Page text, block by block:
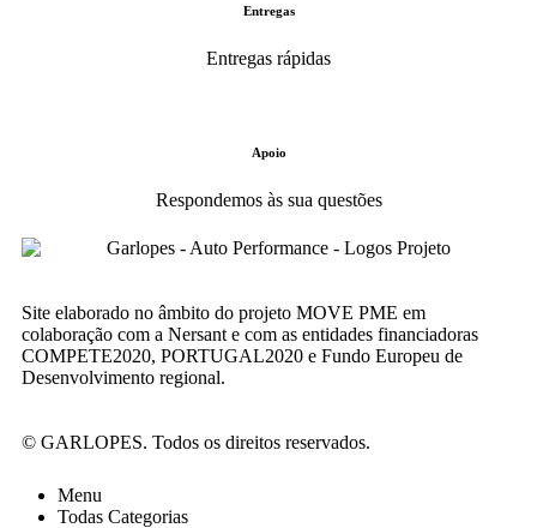
Entregas
Entregas rápidas
Apoio
Respondemos às sua questões
© GARLOPES. Todos os direitos reservados.
Site elaborado no âmbito do projeto MOVE PME em
colaboração com a Nersant e com as entidades financiadoras
COMPETE2020, PORTUGAL2020 e Fundo Europeu de
Desenvolvimento regional.
Menu
Todas Categorias